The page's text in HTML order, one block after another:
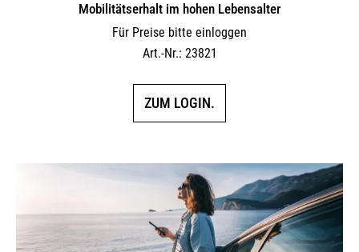
Mobilitätserhalt im hohen Lebensalter
Für Preise bitte einloggen
Art.-Nr.: 23821
ZUM LOGIN.